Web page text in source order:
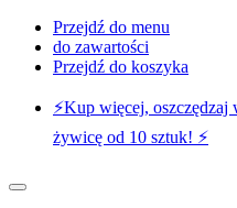
Przejdź do menu
do zawartości
Przejdź do koszyka
⚡️Kup więcej,
żywicę od 10 sztuk! ⚡️